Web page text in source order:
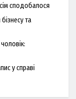
сподобалося
та
у справі